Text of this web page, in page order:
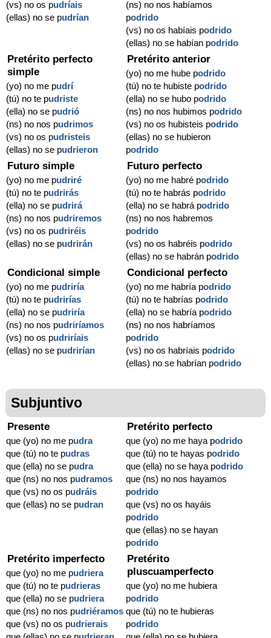
(vs) no os pudríais
(ellas) no se pudrían
(ns) no nos habíamos
podrido
(vs) no os habíais podrido
(ellas) no se habían podrido
Pretérito perfecto
simple
(yo) no me pudrí
(tú) no te pudriste
(ella) no se pudrió
(ns) no nos pudrimos
(vs) no os pudristeis
(ellas) no se pudrieron
Pretérito anterior
(yo) no me hube podrido
(tú) no te hubiste podrido
(ella) no se hubo podrido
(ns) no nos hubimos podrido
(vs) no os hubisteis podrido
(ellas) no se hubieron
podrido
Futuro simple
(yo) no me pudriré
(tú) no te pudrirás
(ella) no se pudrirá
(ns) no nos pudriremos
(vs) no os pudriréis
(ellas) no se pudrirán
Futuro perfecto
(yo) no me habré podrido
(tú) no te habrás podrido
(ella) no se habrá podrido
(ns) no nos habremos
podrido
(vs) no os habréis podrido
(ellas) no se habrán podrido
Condicional simple
(yo) no me pudriría
(tú) no te pudrirías
(ella) no se pudriría
(ns) no nos pudriríamos
(vs) no os pudriríais
(ellas) no se pudrirían
Condicional perfecto
(yo) no me habría podrido
(tú) no te habrías podrido
(ella) no se habría podrido
(ns) no nos habríamos
podrido
(vs) no os habríais podrido
(ellas) no se habrían podrido
Subjuntivo
Presente
que (yo) no me pudra
que (tú) no te pudras
que (ella) no se pudra
que (ns) no nos pudramos
que (vs) no os pudráis
que (ellas) no se pudran
Pretérito perfecto
que (yo) no me haya podrido
que (tú) no te hayas podrido
que (ella) no se haya podrido
que (ns) no nos hayamos
podrido
que (vs) no os hayáis
podrido
que (ellas) no se hayan
podrido
Pretérito imperfecto
que (yo) no me pudriera
que (tú) no te pudrieras
que (ella) no se pudriera
que (ns) no nos pudriéramos
que (vs) no os pudrierais
Pretérito
pluscuamperfecto
que (yo) no me hubiera
podrido
que (tú) no te hubieras
podrido